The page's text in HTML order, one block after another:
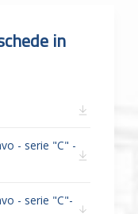
in
- serie "C" -
- serie "C"-